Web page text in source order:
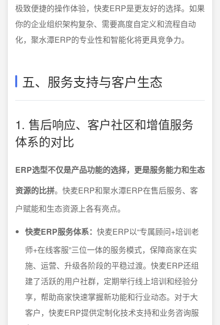
极致便捷的操作体验，快麦ERP是更友好的选择。如果
你的企业组织架构复杂、需要高度自定义和流程自动
化，聚水潭ERP的专业性和智能化将更具竞争力。
五、服务支持与客户生态
1. 售后响应、客户社区和增值服务
体系的对比
ERP选型不仅是产品功能的选择，更是服务能力和生态
资源的比拼。快麦ERP和聚水潭ERP在售后服务、客
户赋能和生态资源上各有亮点。
快麦ERP服务体系： 快麦ERP以“专属顾问+培训老
师+在线客服”三位一体的服务模式，保障商家在实
施、运营、升级各阶段的平稳过渡。快麦ERP还组
建了活跃的用户社群，定期举行线上培训和经验分
享，帮助商家快速掌握新功能和行业动态。对于大
客户，快麦ERP提供定制化技术支持和业务咨询服